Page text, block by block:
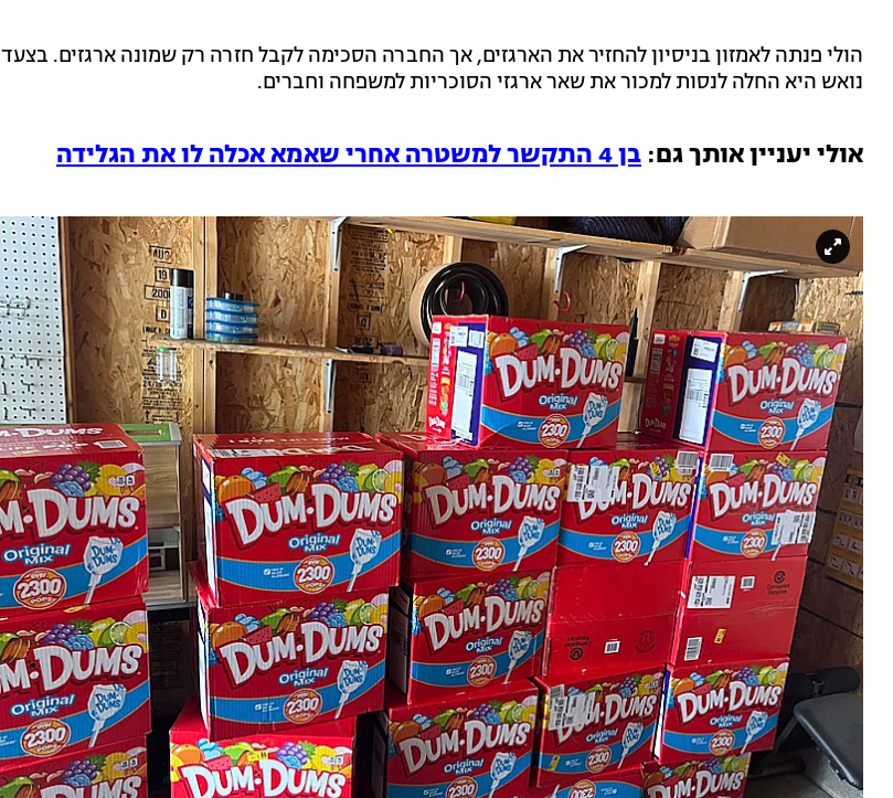
הולי פנתה לאמזון בניסיון להחזיר את הארגזים, אך החברה הסכימה לקבל חזרה רק שמונה ארגזים. בצעד
נואש היא החלה לנסות למכור את שאר ארגזי הסוכריות למשפחה וחברים.
אולי יעניין אותך גם: בן 4 התקשר למשטרה אחרי שאמא אכלה לו את הגלידה